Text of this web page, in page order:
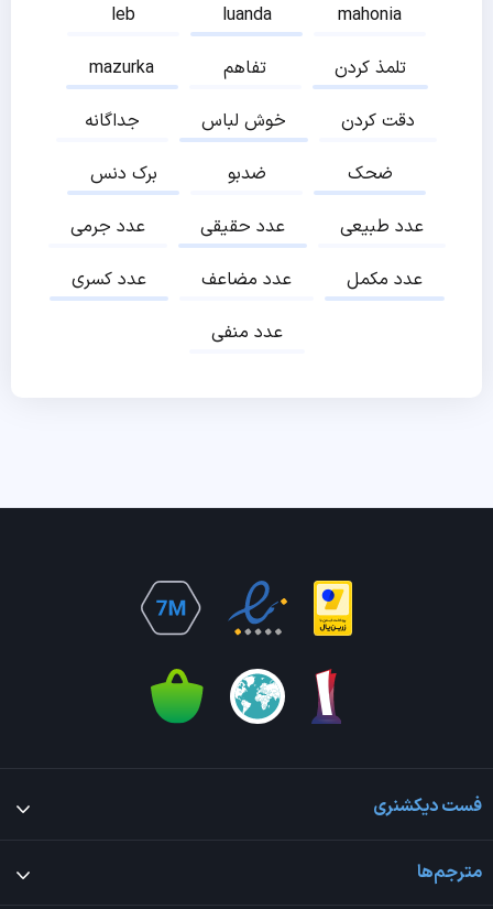
leb
luanda
mahonia
mazurka
تفاهم
تلمذ کردن
جداگانه
خوش لباس
دقت کردن
برک دنس
ضدبو
ضحک
عدد جرمی
عدد حقیقی
عدد طبیعی
عدد کسری
عدد مضاعف
عدد مکمل
عدد منفی
فست دیکشنری
مترجم‌ها